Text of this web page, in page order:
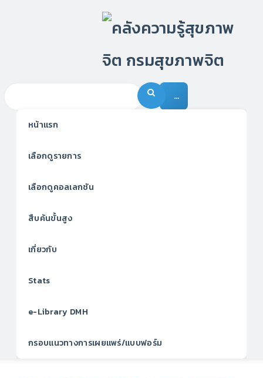
…
หน้าแรก
เลือกดูรายการ
เลือกดูคอลเลกชัน
สืบค้นขั้นสูง
เกี่ยวกับ
Stats
e-Library DMH
กรอบแนวทางการเผยแพร่/แบบฟอร์ม